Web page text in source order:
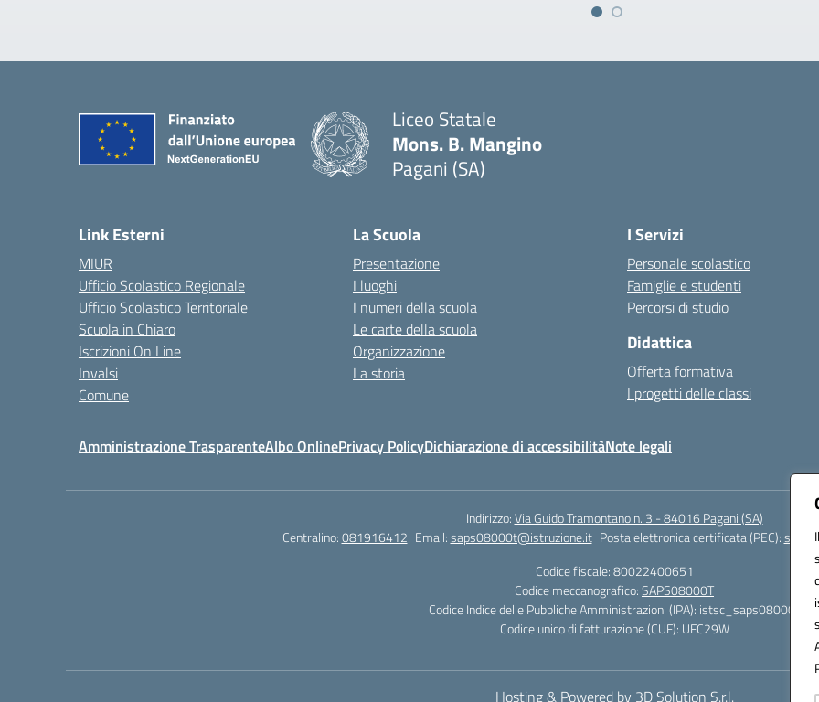
Liceo Statale
Mons. B. Mangino
Pagani (SA)
Link Esterni
MIUR
Ufficio Scolastico Regionale
Ufficio Scolastico Territoriale
Scuola in Chiaro
Iscrizioni On Line
Invalsi
Comune
La Scuola
Presentazione
I luoghi
I numeri della scuola
Le carte della scuola
Organizzazione
La storia
I Servizi
Personale scolastico
Famiglie e studenti
Percorsi di studio
Didattica
Offerta formativa
I progetti delle classi
Amministrazione TrasparenteAlbo OnlinePrivacy PolicyDichiarazione di accessibilitàNote legali
Indirizzo:Via Guido Tramontano n. 3 - 84016 Pagani (SA)
Centralino:081916412 Email:saps08000t@istruzione.it Posta elettronica certificata (PEC):
Codice fiscale: 80022400651
Codice meccanografico:SAPS08000T
Codice Indice delle Pubbliche Amministrazioni (IPA): istsc_saps08000t
Codice unico di fatturazione (CUF): UFC29W
Hosting & Powered by 3D Solution S.r.l.